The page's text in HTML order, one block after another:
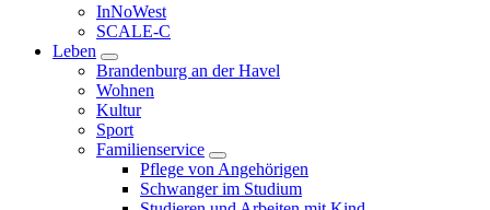
InNoWest
SCALE-C
Leben
Brandenburg an der Havel
Wohnen
Kultur
Sport
Familienservice
Pflege von Angehörigen
Schwanger im Studium